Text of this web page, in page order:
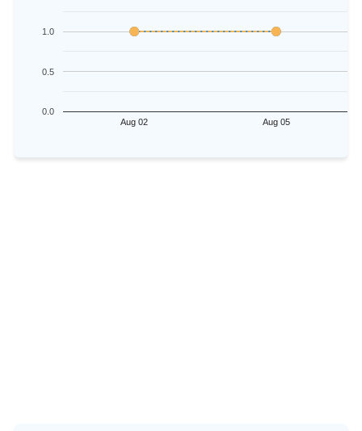
Aug 02 Aug 05
0.0
0.5
1.0